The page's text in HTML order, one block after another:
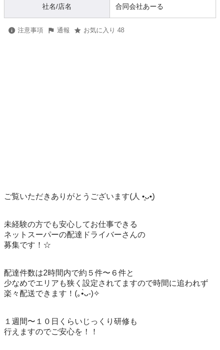
社名/店名 合同会社あーる
注意事項 通報 お気に入り 48
ご覧いただきありがとうございます(⁠人⁠ ⁠•͈⁠ᴗ⁠•͈⁠)
未経験の方でも安心してお仕事できる
ネットスーパーの配達ドライバーさんの
募集です！☆
配達件数は2時間内で約５件〜６件と
少なめでエリアも狭く設定されてますので時間に追われず
楽々配送できます！(⁠｡⁠•̀⁠ᴗ⁠-⁠)⁠✧
１週間〜１０日くらいじっくり研修も
行えますのでご安心を！！